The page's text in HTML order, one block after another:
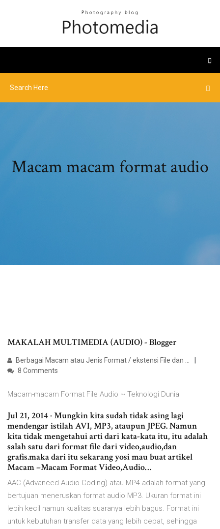
Macam macam format audio
MAKALAH MULTIMEDIA (AUDIO) - Blogger
Berbagai Macam atau Jenis Format / ekstensi File dan ...
8 Comments
Macam-macam Format File Audio ~ Teknologi Dunia
Jul 21, 2014 · Mungkin kita sudah tidak asing lagi
mendengar istilah AVI, MP3, ataupun JPEG. Namun
kita tidak mengetahui arti dari kata-kata itu, itu adalah
salah satu dari format file dari video,audio,dan
grafis.maka dari itu sekarang yosi mau buat artikel
Macam –Macam Format Video,Audio…
AAC (Advanced Audio Coding) atau MP4 adalah format yang
bertujuan meneruskan format audio MP3. Ukuran format ini
lebih kecil namun kualitas suaranya lebih bagus. Format ini
untuk kebutuhan transfer data yang lebih cepat, sehingga